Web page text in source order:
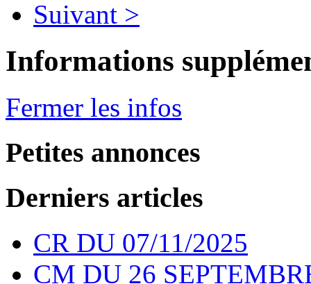
Suivant >
Informations
Fermer les infos
Petites annonces
Derniers articles
CR DU 07/11/2025
CM DU 26